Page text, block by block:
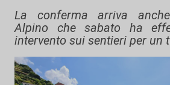
La conferma arriva
Alpino che sabato ha
intervento sui sentieri per un